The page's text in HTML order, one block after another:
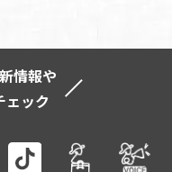
情報や
ェック